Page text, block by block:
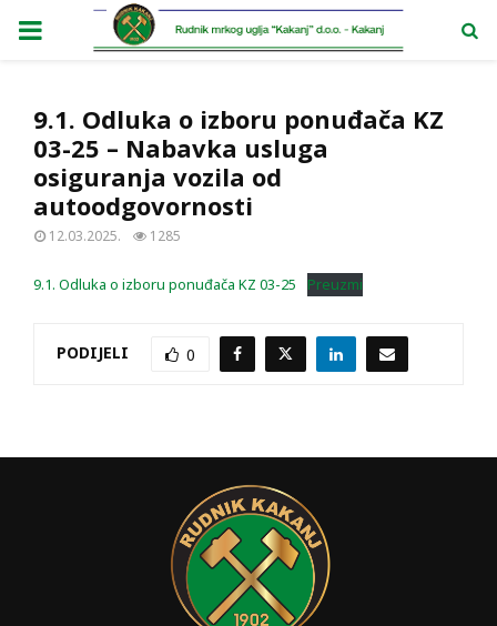
PRIMARY
9.1. Odluka o izboru ponuđača KZ
03-25 – Nabavka usluga
osiguranja vozila od
autoodgovornosti
12.03.2025. 1285
9.1. Odluka o izboru ponuđača KZ 03-25 Preuzmi
PODIJELI 0